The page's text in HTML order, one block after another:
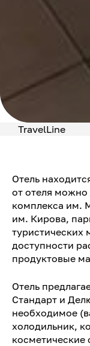
TravelLine
Отель
от отеля можно
комплекса им.
им. Кирова,
туристических
доступности
продуктовые
Отель
Стандарт и
необходимое
холодильник,
косметические